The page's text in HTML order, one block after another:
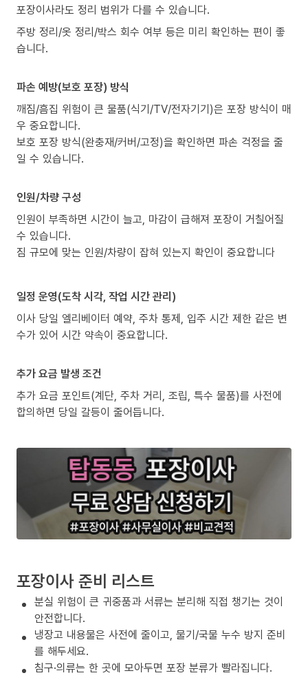
포장이사라도 정리 범위가 다를 수 있습니다.
주방 정리/옷 정리/박스 회수 여부 등은 미리 확인하는 편이 좋
습니다.
파손 예방(보호 포장) 방식
깨짐/흠집 위험이 큰 물품(식기/TV/전자기기)은 포장 방식이 매
우 중요합니다.
보호 포장 방식(완충재/커버/고정)을 확인하면 파손 걱정을 줄
일 수 있습니다.
인원/차량 구성
인원이 부족하면 시간이 늘고, 마감이 급해져 포장이 거칠어질
수 있습니다.
짐 규모에 맞는 인원/차량이 잡혀 있는지 확인이 중요합니다
일정 운영(도착 시각, 작업 시간 관리)
이사 당일 엘리베이터 예약, 주차 통제, 입주 시간 제한 같은 변
수가 있어 시간 약속이 중요합니다.
추가 요금 발생 조건
추가 요금 포인트(계단, 주차 거리, 조립, 특수 물품)를 사전에
합의하면 당일 갈등이 줄어듭니다.
포장이사 준비 리스트
분실 위험이 큰 귀중품과 서류는 분리해 직접 챙기는 것이
안전합니다.
냉장고 내용물은 사전에 줄이고, 물기/국물 누수 방지 준비
를 해두세요.
침구·의류는 한 곳에 모아두면 포장 분류가 빨라집니다.